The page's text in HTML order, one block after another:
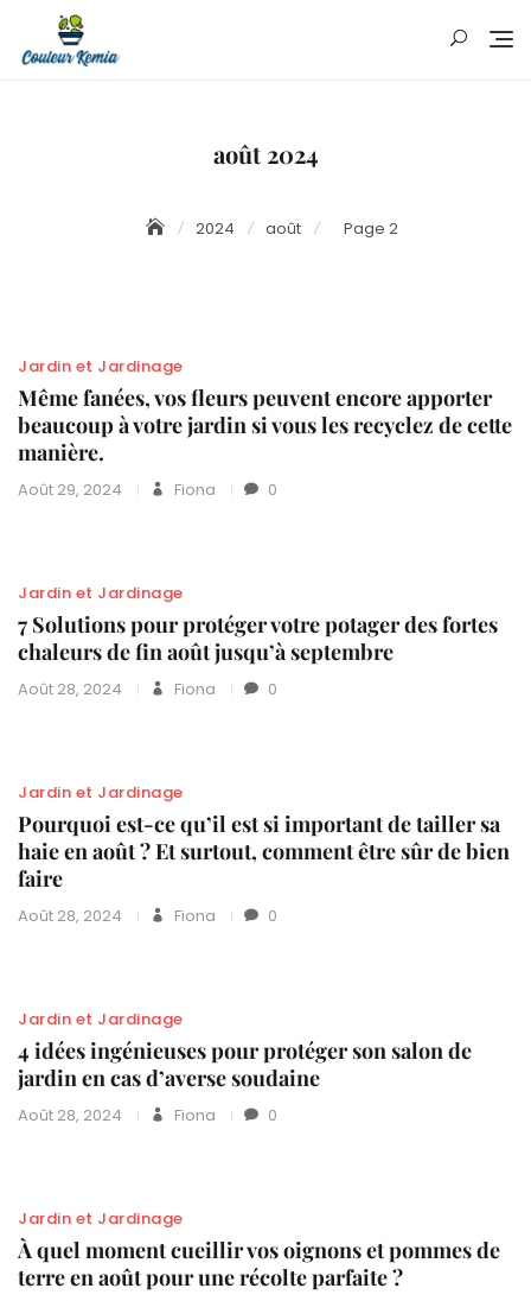
content
août 2024
2024 août Page 2
Jardin et Jardinage
Même fanées, vos fleurs peuvent encore apporter
beaucoup à votre jardin si vous les recyclez de cette
manière.
Août 29, 2024 Fiona 0
Jardin et Jardinage
7 Solutions pour protéger votre potager des fortes
chaleurs de fin août jusqu’à septembre
Août 28, 2024 Fiona 0
Jardin et Jardinage
Pourquoi est-ce qu’il est si important de tailler sa
haie en août ? Et surtout, comment être sûr de bien
faire
Août 28, 2024 Fiona 0
Jardin et Jardinage
4 idées ingénieuses pour protéger son salon de
jardin en cas d’averse soudaine
Août 28, 2024 Fiona 0
Jardin et Jardinage
À quel moment cueillir vos oignons et pommes de
terre en août pour une récolte parfaite ?